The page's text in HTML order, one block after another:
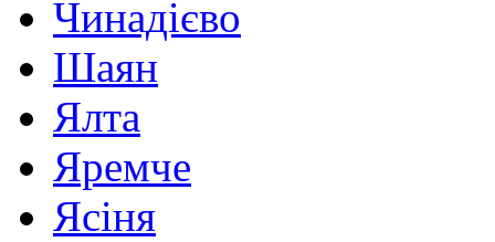
Чинадієво
Шаян
Ялта
Яремче
Ясіня